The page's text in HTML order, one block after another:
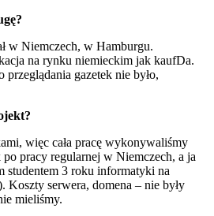
w Niemczech, w Hamburgu.
na rynku niemieckim jak kaufDa.
gazetek nie było,
więc cała pracę wykonywaliśmy
pracy regularnej w Niemczech, a ja
studentem 3 roku informatyki na
Koszty serwera, domena – nie były
mieliśmy.